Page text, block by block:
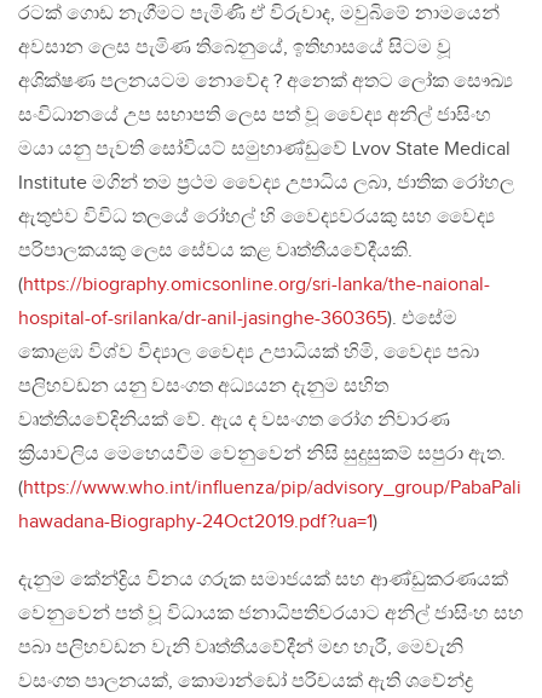
රටක් ගොඩ නැගීමට පැමිණි ඒ විරුවාද, මවුබිමේ නාමයෙන්
අවසාන ලෙස පැමිණ තිබෙනුයේ, ඉතිහාසයේ සිටම වූ
අශික්ෂණ පලනයටම නොවේද ? අනෙක් අතට ලෝක සෞඛ්‍ය
සංවිධානයේ උප සභාපති ලෙස පත් වූ වෛද්‍ය අනිල් ජාසිංහ
මයා යනු පැවති සෝවියට් සමුහාණ්ඩුවේ Lvov State Medical
Institute මගින් තම ප්‍රථම වෛද්‍ය උපාධිය ලබා, ජාතික රෝහල
ඇතුළුව විවිධ තලයේ රෝහල් හි වෛද්‍යවරයකු සහ වෛද්‍ය
පරිපාලකයකු ලෙස සේවය කළ වෘත්තීයවේදීයකි.
(https://biography.omicsonline.org/sri-lanka/the-naional-
hospital-of-srilanka/dr-anil-jasinghe-360365). එසේම
කොළඹ විශ්ව විද්‍යාල වෛද්‍ය උපාධියක් හිමි, වෛද්‍ය පබා
පලිහවඩන යනු වසංගත අධ්‍යයන දැනුම සහිත
වෘත්තියවේදිනියක් වේ. ඇය ද වසංගත රෝග නිවාරණ
ක්‍රියාවලිය මෙහෙයවීම වෙනුවෙන් නිසි සුදුසුකම් සපුරා ඇත.
(https://www.who.int/influenza/pip/advisory_group/PabaPali
hawadana-Biography-24Oct2019.pdf?ua=1)
දැනුම කේන්ද්‍රිය විනය ගරුක සමාජයක් සහ ආණ්ඩුකරණයක්
වෙනුවෙන් පත් වූ විධායක ජනාධිපතිවරයාට අනිල් ජාසිංහ සහ
පබා පලිහවඩන වැනි වෘත්තීයවේදීන් මඟ හැරී, මෙවැනි
වසංගත පාලනයක්, කොමාන්ඩෝ පරිචයක් ඇති ශවේන්ද්‍ර